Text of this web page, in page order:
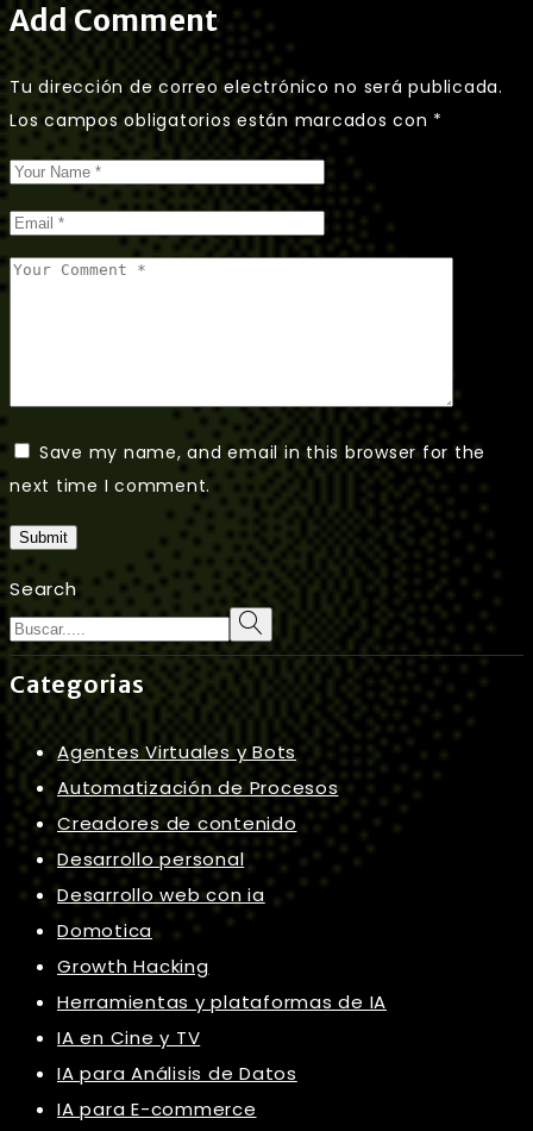
Add Comment
Tu dirección de correo electrónico no será publicada.
Los campos obligatorios están marcados con *
Save my name, and email in this browser for the
next time I comment.
Submit
Search
Categorias
Agentes Virtuales y Bots
Automatización de Procesos
Creadores de contenido
Desarrollo personal
Desarrollo web con ia
Domotica
Growth Hacking
Herramientas y plataformas de IA
IA en Cine y TV
IA para Análisis de Datos
IA para E-commerce